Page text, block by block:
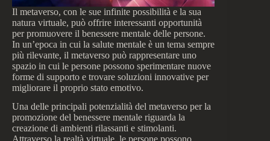
Il metaverso, con le sue infinite possibilità e la sua
natura virtuale, può offrire interessanti opportunità
per promuovere il benessere mentale delle persone.
In un’epoca in cui la salute mentale è un tema sempre
più rilevante, il metaverso può rappresentare uno
spazio in cui le persone possono sperimentare nuove
forme di supporto e trovare soluzioni innovative per
migliorare il proprio stato emotivo.
Una delle principali potenzialità del metaverso per la
promozione del benessere mentale riguarda la
creazione di ambienti rilassanti e stimolanti.
Attraverso la realtà virtuale, le persone possono